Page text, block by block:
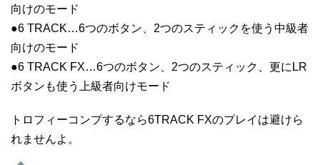
向けのモード
●6 TRACK…6つのボタン、2つのスティックを使う中級者
向けのモード
●6 TRACK FX…6つのボタン、2つのスティック、更にLR
ボタンも使う上級者向けモード
トロフィーコンプするなら6TRACK FXのプレイは避けら
れませんよ。